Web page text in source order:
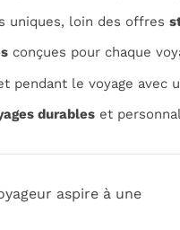
uniques, loin des offres
conçues pour chaque
pendant le voyage avec
durables et
aspire à une